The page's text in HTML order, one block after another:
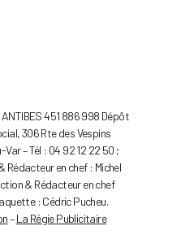
451 886 998 Dépôt
306 Rte des Vespins
– Tél : 04 92 12 22 50 ;
Rédacteur en chef : Michel
& Rédacteur en chef
: Cédric Pucheu.
–La Régie Publicitaire